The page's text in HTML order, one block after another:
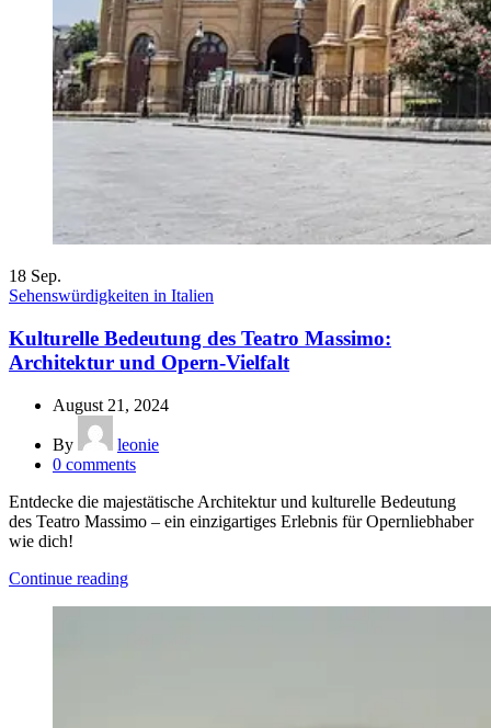
18 Sep.
Sehenswürdigkeiten in Italien
Kulturelle Bedeutung des Teatro Massimo:
Architektur und Opern-Vielfalt
August 21, 2024
By
leonie
0 comments
Entdecke die majestätische Architektur und kulturelle Bedeutung
des Teatro Massimo – ein einzigartiges Erlebnis für Opernliebhaber
wie dich!
Continue reading